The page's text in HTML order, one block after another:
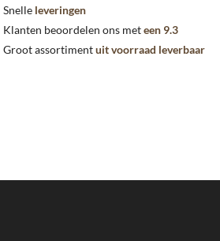
Snelle leveringen
Klanten beoordelen ons meteen 9.3
Groot assortimentuit voorraad leverbaar